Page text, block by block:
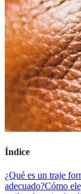
Índice
¿Qué es un traje
adecuado?Cómo